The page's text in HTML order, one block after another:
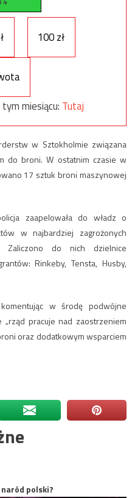
100 zł
miesiącu: Tutaj
w Sztokholmie związana
do broni. W ostatnim czasie w
17 sztuk broni maszynowej
zaapelowała do władz o
w najbardziej zagrożonych
Zaliczono do nich dzielnice
Rinkeby, Tensta, Husby,
w środę podwójne
pracuje nad zaostrzeniem
oraz dodatkowym wsparciem
polski?